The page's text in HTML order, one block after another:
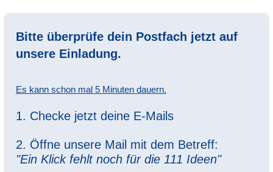
Bitte überprüfe dein Postfach jetzt auf
unsere Einladung.
Es kann schon mal 5 Minuten dauern.
1. Checke jetzt deine E-Mails
2. Öffne unsere Mail mit dem Betreff:
"Ein Klick fehlt noch für die 111 Ideen"